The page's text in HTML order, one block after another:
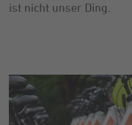
ist nicht unser Ding.